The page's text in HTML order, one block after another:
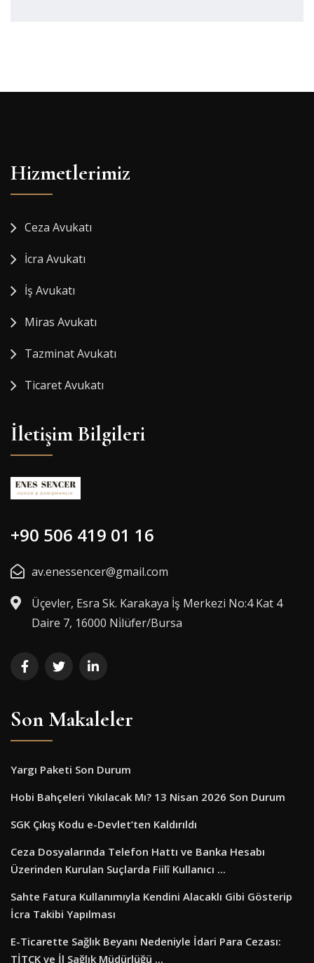
Hizmetlerimiz
Ceza Avukatı
İcra Avukatı
İş Avukatı
Miras Avukatı
Tazminat Avukatı
Ticaret Avukatı
İletişim Bilgileri
+90 506 419 01 16
av.enessencer@gmail.com
Üçevler, Esra Sk. Karakaya İş Merkezi No:4 Kat 4
Daire 7, 16000 Ni̇lüfer/Bursa
Son Makaleler
Yargı Paketi Son Durum
Hobi Bahçeleri Yıkılacak Mı? 13 Nisan 2026 Son Durum
SGK Çıkış Kodu e-Devlet’ten Kaldırıldı
Ceza Dosyalarında Telefon Hattı ve Banka Hesabı
Üzerinden Kurulan Suçlarda Fiilî Kullanıcı ...
Sahte Fatura Kullanımıyla Kendini Alacaklı Gibi Gösterip
İcra Takibi Yapılması
E-Ticarette Sağlık Beyanı Nedeniyle İdari Para Cezası:
TİTCK ve İl Sağlık Müdürlüğü ...